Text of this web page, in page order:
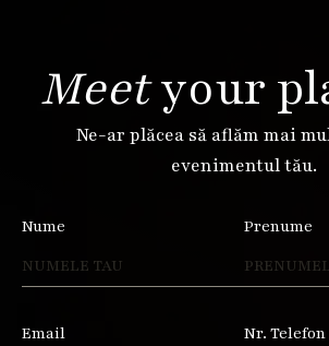
Meetyour
Ne-ar plăcea să aflăm mai
evenimentul tău.
Nume Prenume
Email Nr. Telefon